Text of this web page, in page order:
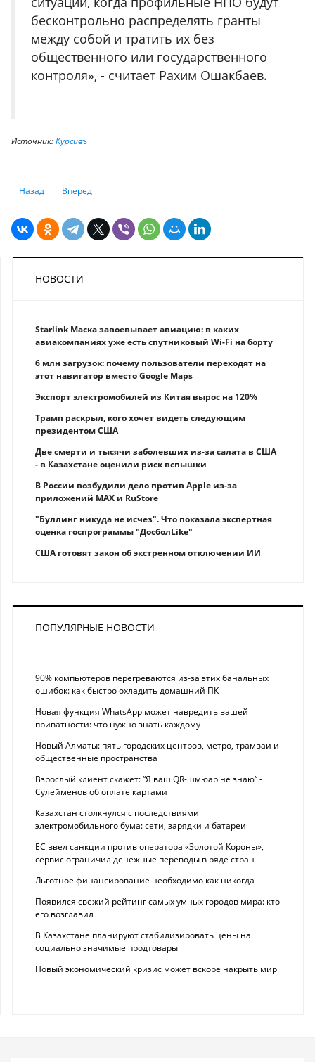
бесконтрольно распределять гранты
между собой и тратить их без
общественного или государственного
контроля», - считает Рахим Ошакбаев.
Источник:Курсивъ
Предыдущий: Пенсии в Казахстане: почти восточная сказка?
Назад Следующий: Президент назвал профессии, которые будут
Вперед
НОВОСТИ
Starlink Маска завоевывает авиацию: в каких
авиакомпаниях уже есть спутниковый Wi-Fi на борту
6 млн загрузок: почему пользователи переходят на
этот навигатор вместо Google Maps
Экспорт электромобилей из Китая вырос на 120%
Трамп раскрыл, кого хочет видеть следующим
президентом США
Две смерти и тысячи заболевших из-за салата в США
- в Казахстане оценили риск вспышки
В России возбудили дело против Apple из-за
приложений MAX и RuStore
"Буллинг никуда не исчез". Что показала экспертная
оценка госпрограммы "ДосболLike"
США готовят закон об экстренном отключении ИИ
ПОПУЛЯРНЫЕ НОВОСТИ
90% компьютеров перегреваются из-за этих банальных
ошибок: как быстро охладить домашний ПК
Новая функция WhatsApp может навредить вашей
приватности: что нужно знать каждому
Новый Алматы: пять городских центров, метро, трамваи и
общественные пространства
Взрослый клиент скажет: “Я ваш QR-шмюар не знаю“ -
Сулейменов об оплате картами
Казахстан столкнулся с последствиями
электромобильного бума: сети, зарядки и батареи
ЕС ввел санкции против оператора «Золотой Короны»,
сервис ограничил денежные переводы в ряде стран
Льготное финансирование необходимо как никогда
Появился свежий рейтинг самых умных городов мира: кто
его возглавил
В Казахстане планируют стабилизировать цены на
социально значимые продтовары
Новый экономический кризис может вскоре накрыть мир